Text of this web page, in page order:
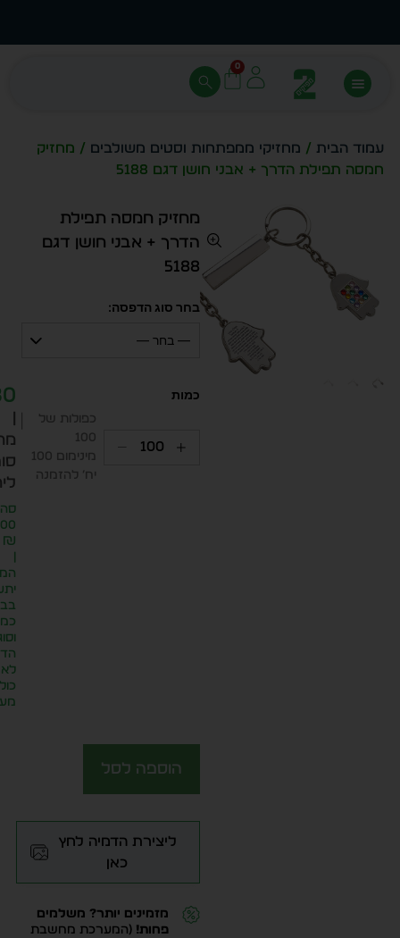
0
עמוד הבית / מחזיקי ממפתחות וסטים משולבים / מחזיק
חמסה תפילת הדרך + אבני חושן דגם 5188
מחזיק חמסה תפילת
הדרך + אבני חושן דגם
5188
בחר סוג הדפסה:
— בחר —
כפולות של
100
מינימום 100
יח׳ להזמנה
₪
לא
הוספה לסל
ליצירת הדמיה לחץ
כאן
מזמינים יותר? משלמים
פחות! (המערכת מחשבת